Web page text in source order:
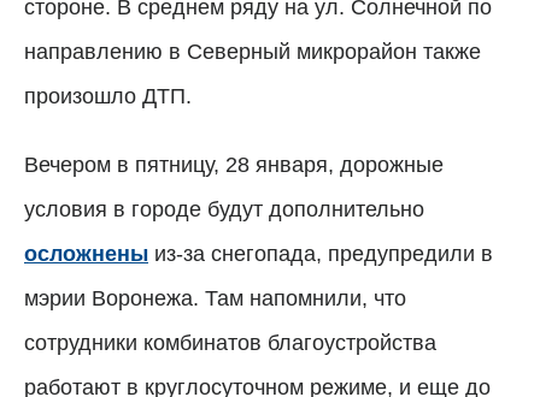
стороне. В среднем ряду на ул. Солнечной по
направлению в Северный микрорайон также
произошло ДТП.
Вечером в пятницу, 28 января, дорожные
условия в городе будут дополнительно
осложнены из-за снегопада, предупредили в
мэрии Воронежа. Там напомнили, что
сотрудники комбинатов благоустройства
работают в круглосуточном режиме, и еще до